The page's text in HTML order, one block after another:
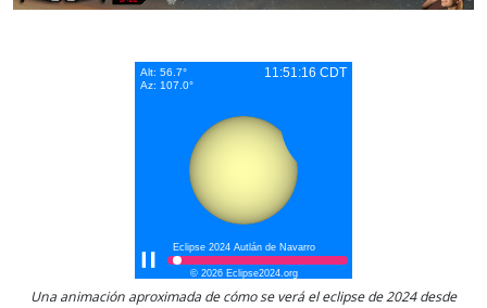
Una animación aproximada de cómo se verá el eclipse de 2024 desde